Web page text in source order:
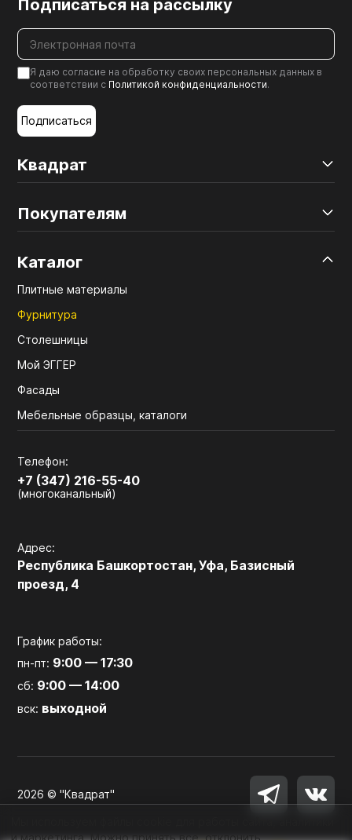
Квадрат
Покупателям
Каталог
Плитные материалы
Фурнитура
Столешницы
Мой ЭГГЕР
Фасады
Мебельные образцы, каталоги
Телефон:
+7 (347) 216-55-40
(многоканальный)
Адрес:
Республика Башкортостан, Уфа, Базисный
проезд, 4
График работы:
пн-пт: 9:00 — 17:30
сб: 9:00 — 14:00
вск: выходной
Подписаться на рассылку
Я даю согласие на обработку своих персональных данных в
соответствии с Политикой конфиденциальности.
Подписаться
2026 © "Квадрат"
и маркетинга. Можно принять все, отклонить